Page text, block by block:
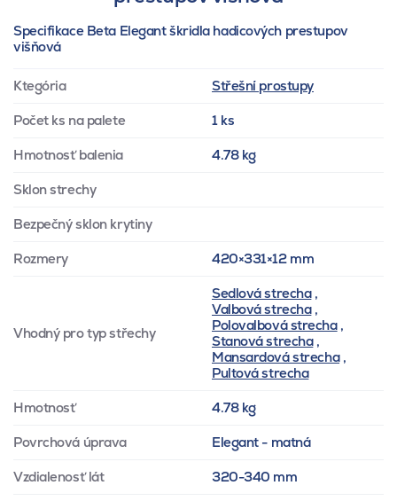
Specifikace Beta Elegant škridla hadicových prestupov
višňová
Ktegória Střešní prostupy
Počet ks na palete 1 ks
Hmotnosť balenia 4.78 kg
Sklon strechy
Bezpečný sklon krytiny
Rozmery 420×331×12 mm
Vhodný pro typ střechy
Sedlová strecha,
Valbová strecha,
Polovalbová strecha,
Stanová strecha,
Mansardová strecha,
Pultová strecha
Hmotnosť 4.78 kg
Povrchová úprava Elegant - matná
Vzdialenosť lát 320-340 mm